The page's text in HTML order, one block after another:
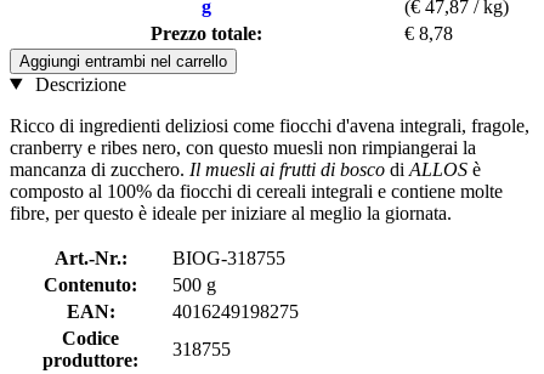
g
(€ 47,87 / kg)
Prezzo totale:
€ 8,78
Aggiungi entrambi nel carrello
Descrizione
Ricco di ingredienti deliziosi come fiocchi d'avena integrali, fragole,
cranberry e ribes nero, con questo muesli non rimpiangerai la
mancanza di zucchero. Il muesli ai frutti di bosco di ALLOS è
composto al 100% da fiocchi di cereali integrali e contiene molte
fibre, per questo è ideale per iniziare al meglio la giornata.
Art.-Nr.:
BIOG-318755
Contenuto:
500 g
EAN:
4016249198275
Codice
produttore:
318755